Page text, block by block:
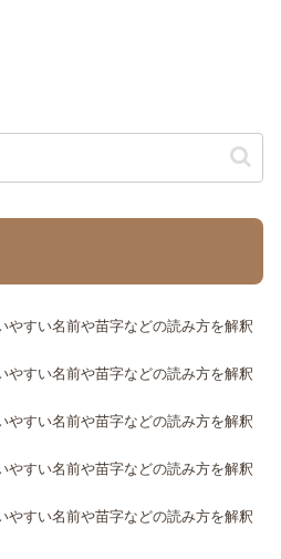
やすい名前や苗字などの読み方を解釈
やすい名前や苗字などの読み方を解釈
やすい名前や苗字などの読み方を解釈
やすい名前や苗字などの読み方を解釈
やすい名前や苗字などの読み方を解釈